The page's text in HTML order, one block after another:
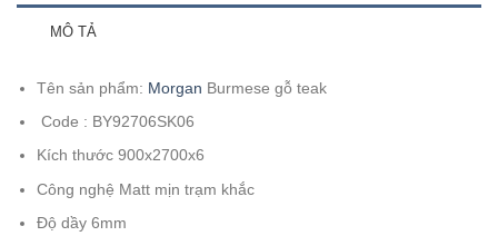
MÔ TẢ
Tên sản phẩm: Morgan Burmese gỗ teak
Code : BY92706SK06
Kích thước 900x2700x6
Công nghệ Matt mịn trạm khắc
Độ dầy 6mm